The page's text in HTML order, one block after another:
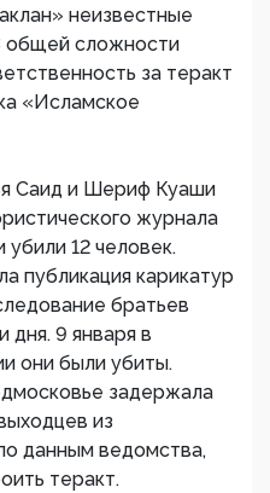
неизвестные
общей сложности
за теракт
«Исламское
Саид и Шериф Куаши
журнала
12 человек.
публикация карикатур
братьев
9 января в
они были убиты.
задержала
из
данным ведомства,
теракт.